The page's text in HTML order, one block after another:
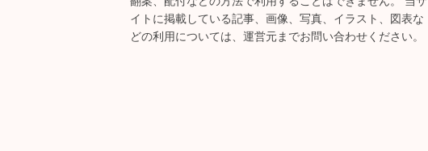
イトに掲載している記事、画像、写真、イラスト、図表な
どの利用については、運営元までお問い合わせください。